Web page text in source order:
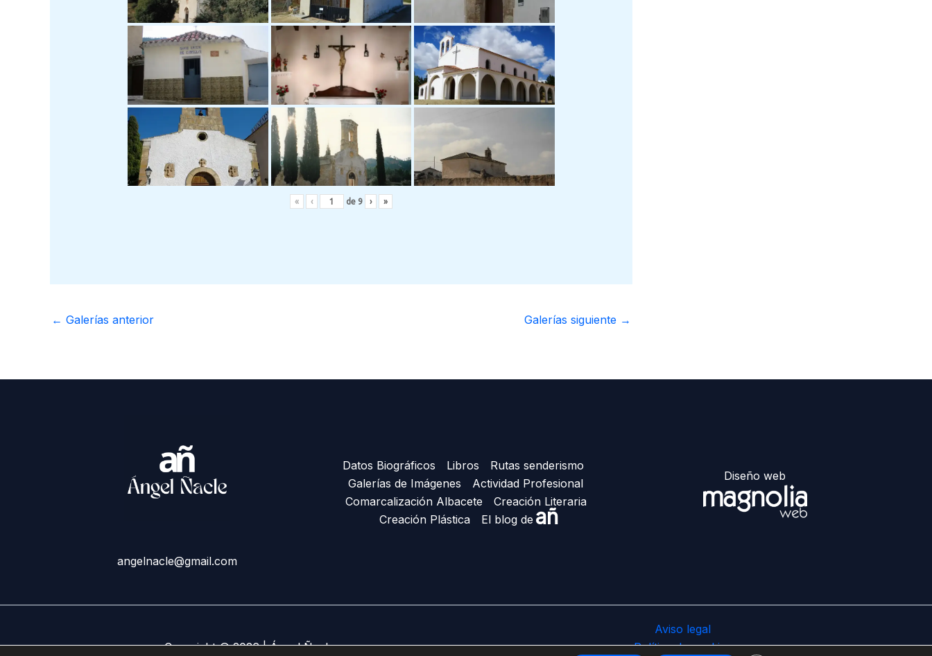
« ‹ de 9 › »
← Galerías anterior Galerías siguiente →
angelnacle@gmail.com
Datos Biográficos Libros
Rutas senderismo
Galerías de Imágenes
Actividad Profesional
Comarcalización Albacete
Creación Literaria
Creación Plástica
El blog de añ
Diseño web
Copyright © 2026 | Ángel Ñacle
Aviso legal
Política de cookies